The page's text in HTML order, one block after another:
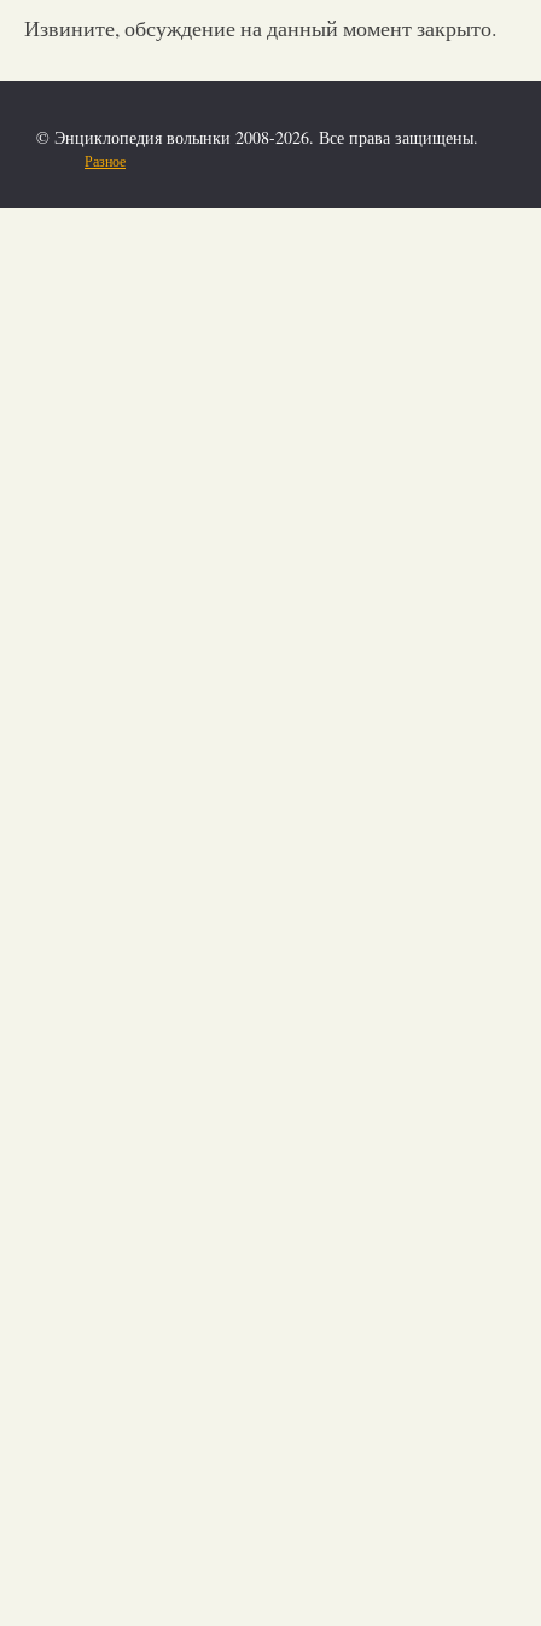
Извините, обсуждение на данный момент закрыто.
© Энциклопедия волынки 2008-2026. Все права защищены.
Разное